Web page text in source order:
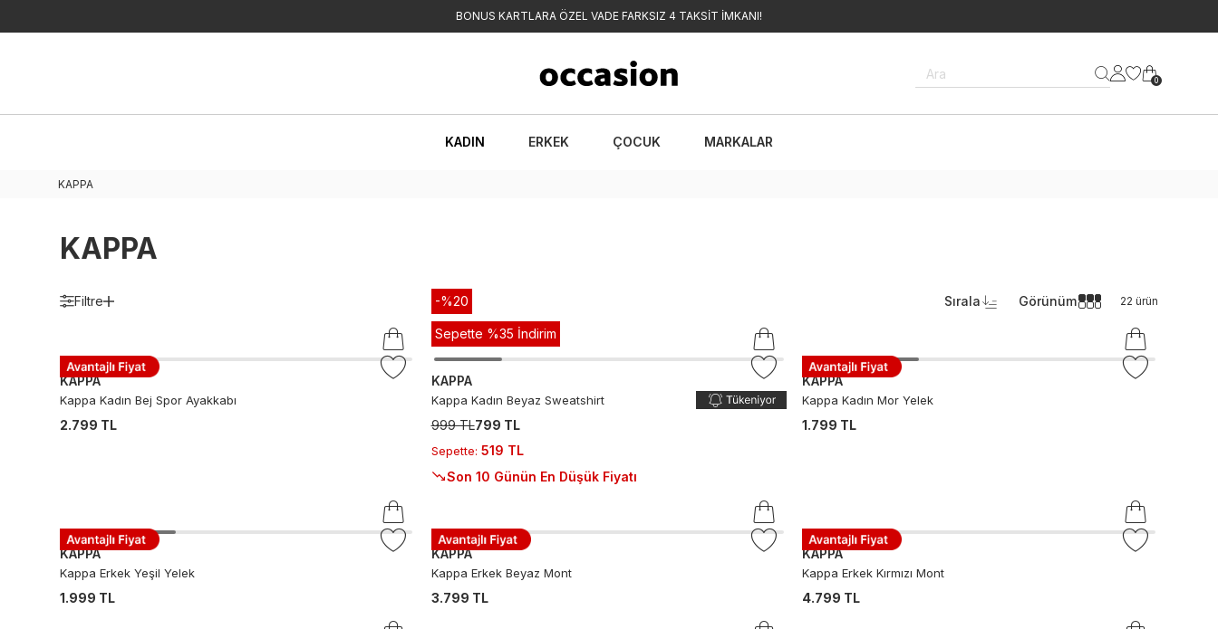
BONUS KARTLARA ÖZEL VADE FARKSIZ 4 TAKSİT İMKANI!
Ara 0
KADIN ERKEK ÇOCUK MARKALAR
KAPPA
KAPPA
Filtre Sırala Görünüm 22 ürün
KAPPA
Kappa Kadın Bej Spor Ayakkabı
2.799 TL
-%20
Sepette %35 İndirim
KAPPA
Kappa Kadın Beyaz Sweatshirt
999 TL799 TL
Sepette: 519 TL
Son 10 Günün En Düşük Fiyatı
KAPPA
Kappa Kadın Mor Yelek
1.799 TL
KAPPA
Kappa Erkek Yeşil Yelek
1.999 TL
KAPPA
Kappa Erkek Beyaz Mont
3.799 TL
KAPPA
Kappa Erkek Kırmızı Mont
4.799 TL